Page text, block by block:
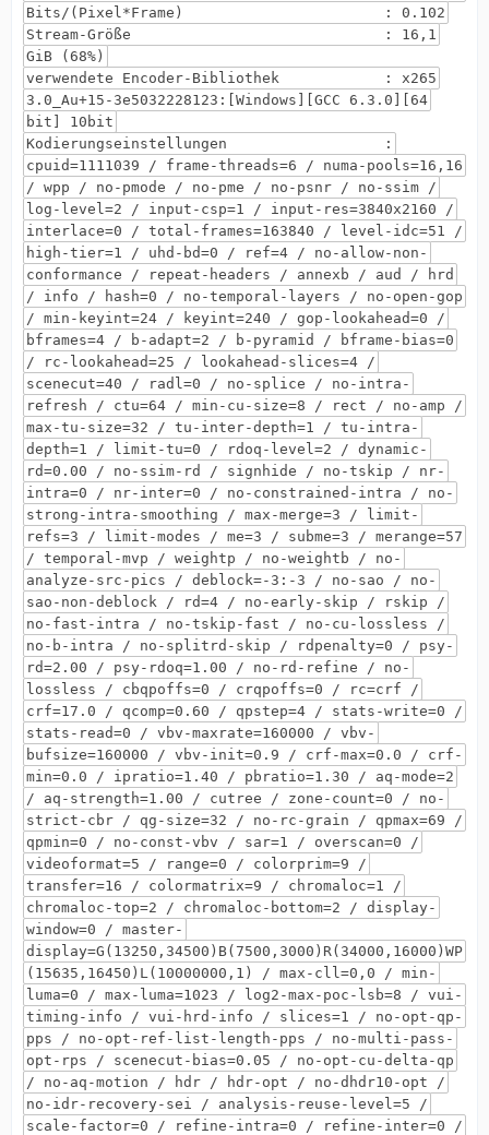
Bits/(Pixel*Frame) : 0.102
Stream-Größe : 16,1
GiB (68%)
verwendete Encoder-Bibliothek : x265
3.0_Au+15-3e5032228123:[Windows][GCC 6.3.0][64
bit] 10bit
Kodierungseinstellungen :
cpuid=1111039 / frame-threads=6 / numa-pools=16,16
/ wpp / no-pmode / no-pme / no-psnr / no-ssim /
log-level=2 / input-csp=1 / input-res=3840x2160 /
interlace=0 / total-frames=163840 / level-idc=51 /
high-tier=1 / uhd-bd=0 / ref=4 / no-allow-non-
conformance / repeat-headers / annexb / aud / hrd
/ info / hash=0 / no-temporal-layers / no-open-gop
/ min-keyint=24 / keyint=240 / gop-lookahead=0 /
bframes=4 / b-adapt=2 / b-pyramid / bframe-bias=0
/ rc-lookahead=25 / lookahead-slices=4 /
scenecut=40 / radl=0 / no-splice / no-intra-
refresh / ctu=64 / min-cu-size=8 / rect / no-amp /
max-tu-size=32 / tu-inter-depth=1 / tu-intra-
depth=1 / limit-tu=0 / rdoq-level=2 / dynamic-
rd=0.00 / no-ssim-rd / signhide / no-tskip / nr-
intra=0 / nr-inter=0 / no-constrained-intra / no-
strong-intra-smoothing / max-merge=3 / limit-
refs=3 / limit-modes / me=3 / subme=3 / merange=57
/ temporal-mvp / weightp / no-weightb / no-
analyze-src-pics / deblock=-3:-3 / no-sao / no-
sao-non-deblock / rd=4 / no-early-skip / rskip /
no-fast-intra / no-tskip-fast / no-cu-lossless /
no-b-intra / no-splitrd-skip / rdpenalty=0 / psy-
rd=2.00 / psy-rdoq=1.00 / no-rd-refine / no-
lossless / cbqpoffs=0 / crqpoffs=0 / rc=crf /
crf=17.0 / qcomp=0.60 / qpstep=4 / stats-write=0 /
stats-read=0 / vbv-maxrate=160000 / vbv-
bufsize=160000 / vbv-init=0.9 / crf-max=0.0 / crf-
min=0.0 / ipratio=1.40 / pbratio=1.30 / aq-mode=2
/ aq-strength=1.00 / cutree / zone-count=0 / no-
strict-cbr / qg-size=32 / no-rc-grain / qpmax=69 /
qpmin=0 / no-const-vbv / sar=1 / overscan=0 /
videoformat=5 / range=0 / colorprim=9 /
transfer=16 / colormatrix=9 / chromaloc=1 /
chromaloc-top=2 / chromaloc-bottom=2 / display-
window=0 / master-
display=G(13250,34500)B(7500,3000)R(34000,16000)WP
(15635,16450)L(10000000,1) / max-cll=0,0 / min-
luma=0 / max-luma=1023 / log2-max-poc-lsb=8 / vui-
timing-info / vui-hrd-info / slices=1 / no-opt-qp-
pps / no-opt-ref-list-length-pps / no-multi-pass-
opt-rps / scenecut-bias=0.05 / no-opt-cu-delta-qp
/ no-aq-motion / hdr / hdr-opt / no-dhdr10-opt /
no-idr-recovery-sei / analysis-reuse-level=5 /
scale-factor=0 / refine-intra=0 / refine-inter=0 /